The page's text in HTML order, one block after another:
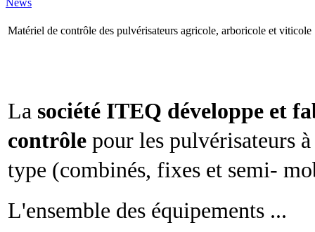
News
Matériel de contrôle des pulvérisateurs agricole, arboricole et viticole
La société ITEQ développe et
contrôle pour les pulvérisateurs
type (combinés, fixes et semi-
L'ensemble des équipements ...